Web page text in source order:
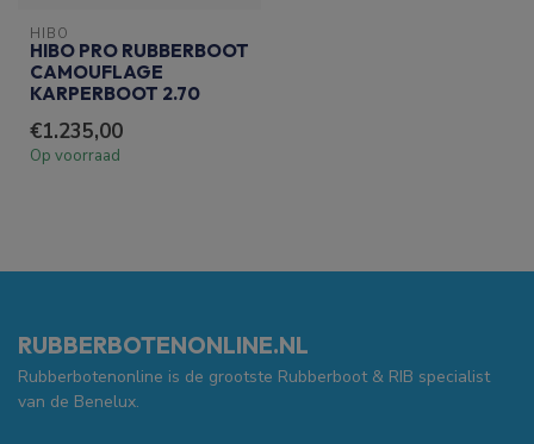
HIBO
HIBO PRO RUBBERBOOT
CAMOUFLAGE
KARPERBOOT 2.70
€1.235,00
Op voorraad
RUBBERBOTENONLINE.NL
Rubberbotenonline is de grootste Rubberboot & RIB specialist
van de Benelux.